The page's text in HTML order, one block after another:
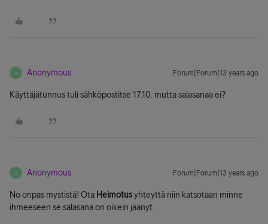
A Anonymous Forum|Forum|13 years ago
Käyttäjätunnus tuli sähköpostitse 17.10. mutta salasanaa ei?
A Anonymous Forum|Forum|13 years ago
No onpas mystistä! Ota Heimotusyhteyttä niin katsotaan minne
ihmeeseen se salasana on oikein jäänyt.